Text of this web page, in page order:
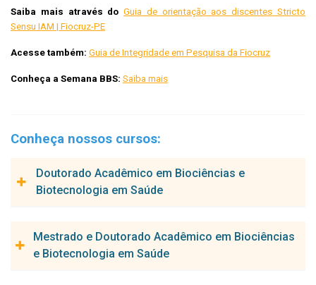
Saiba mais através do Guia de orientação aos discentes Stricto
Sensu IAM | Fiocruz-PE
Acesse também: Guia de Integridade em Pesquisa da Fiocruz
Conheça a Semana BBS: Saiba mais
Conheça nossos cursos:
Doutorado Acadêmico em Biociências e
Biotecnologia em Saúde
Saúde visa à formação de pessoal altamente qualificado,
técnica e cientificamente, para atuar em diferentes mercados
Mestrado e Doutorado Acadêmico em Biociências
e Biotecnologia em Saúde